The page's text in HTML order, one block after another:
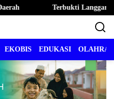
Terbukti Langgar Kode
EKOBIS EDUKASI